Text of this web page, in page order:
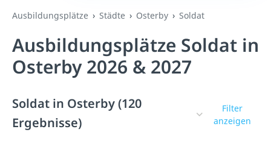
Ausbildungsplätze Städte Osterby Soldat
Ausbildungsplätze Soldat in
Osterby 2026 & 2027
Soldat in Osterby (120
Ergebnisse)
Filter
anzeigen